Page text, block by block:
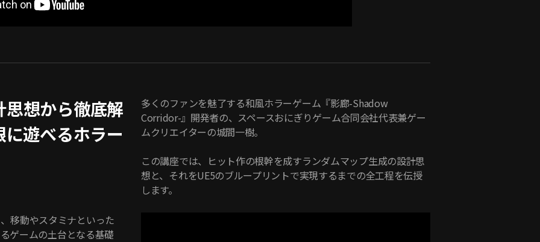
想から徹底解
遊べるホラー
多くのファンを魅了する和風ホラーゲーム『影廊-Shadow
Corridor-』開発者の、スペースおにぎりゲーム合同会社代表兼ゲー
ムクリエイターの城間一樹。
この講座では、ヒット作の根幹を成すランダムマップ生成の設計思
想と、それをUE5のブループリントで実現するまでの全工程を伝授
します。
移動やスタミナといった
ゲームの土台となる基礎